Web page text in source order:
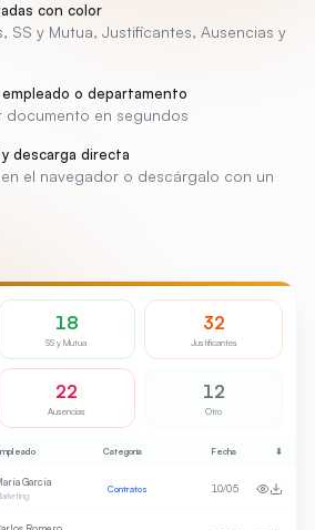
con color
SS y Mutua, Justificantes, Ausencias y
o departamento
documento en segundos
descarga directa
el navegador o descárgalo con un
18
SS y Mutua
32
Justificantes
22
Ausencias
12
Otro
Categoría Fecha ⬇
García
Contratos 10/05